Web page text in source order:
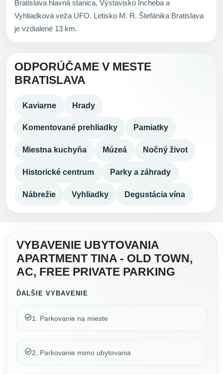
Bratislava hlavná stanica, Výstavisko Incheba a
Vyhliadková veža UFO. Letisko M. R. Štefánika Bratislava
je vzdialené 13 km.
ODPORÚČAME V MESTE
BRATISLAVA
Kaviarne Hrady
Komentované prehliadky Pamiatky
Miestna kuchyňa Múzeá Nočný život
Historické centrum Parky a záhrady
Nábrežie Vyhliadky Degustácia vína
VYBAVENIE UBYTOVANIA
APARTMENT TINA - OLD TOWN,
AC, FREE PRIVATE PARKING
ĎALŠIE VYBAVENIE
1. Parkovanie na mieste
2. Parkovanie mimo ubytovania